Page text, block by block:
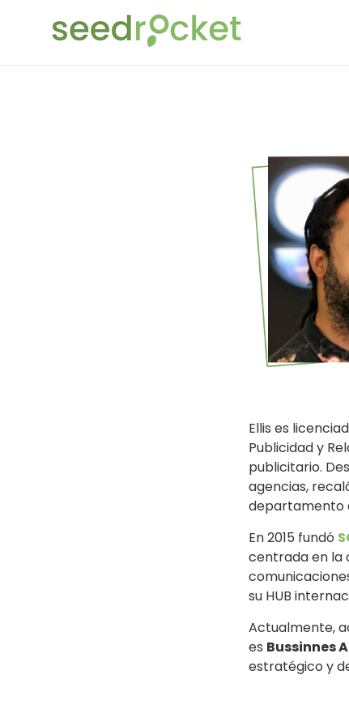
Ellis es
Publicidad y
publicitario.
agencias,
departamento
En 2015 fundó
centrada en la
su HUB
Actualmente,
es Bussinnes
estratégico y